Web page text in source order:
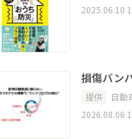
2025.06.10
損傷バン
提供
自動
2026.08.06